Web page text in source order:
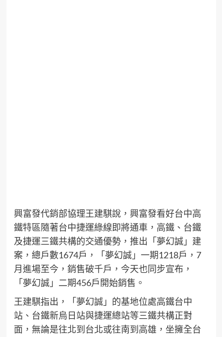
興富發代銷部協理王建騏說，興富發看好台中高
鐵特區隨著台中捷運綠線即將通車，高鐵、台鐵
及捷運三鐵共構的交通優勢，推出「夢幻誠」建
案，總戶數1674戶，「夢幻誠」一期1218戶，7
月進場至今，銷售破千戶，今天也同步宣布，
「夢幻誠」二期456戶開始銷售。
王建騏指出，「夢幻誠」的基地位處高鐵台中
站、台鐵新烏日站與捷運總站等三鐵共構正對
面，無論是往北到台北或往南到高雄，坐擁全台